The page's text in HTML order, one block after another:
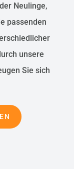
Neulinge,
passenden
unsere
Sie sich